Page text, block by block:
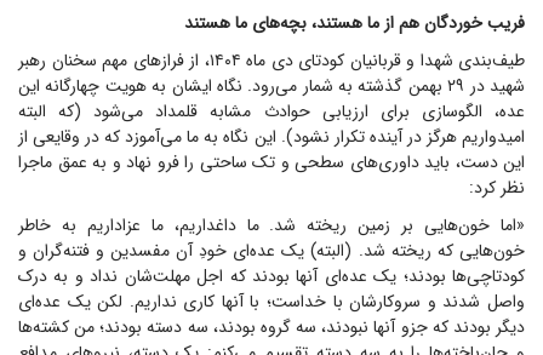
فریب خوردگان هم از ما هستند، بچه‌های ما هستند
طیف‌بندی شهدا و قربانیان کودتای دی ماه ۱۴۰۴، از فراز‌های مهم سخنان رهبر
شهید در ۲۹ بهمن گذشته به شمار می‌رود. نگاه ایشان به هویت چهارگانه این
عده، الگوسازی برای ارزیابی حوادث مشابه قلمداد می‌شود (که البته
امیدواریم هرگز در آینده تکرار نشود). این نگاه به ما می‌آموزد که در وقایعی از
این دست، باید داوری‌های سطحی و تک ساحتی را فرو نهاد و به عمق ماجرا
نظر کرد:
«اما خون‌هایی بر زمین ریخته شد. ما داغداریم، ما عزاداریم به خاطر
خون‌هایی که ریخته شد. (البته) یک عده‌ای خودِ آن مفسدین و فتنه‌گران و
کودتاچی‌ها بودند؛ یک عده‌ای آنها بودند که اجل مهلت‌شان نداد و به درک
واصل شدند و سروکارشان با خداست؛ با آنها کاری نداریم. لکن یک عده‌ای
دیگر بودند که جزو آنها نبودند، سه گروه بودند، سه دسته بودند؛ من کشته‌ها